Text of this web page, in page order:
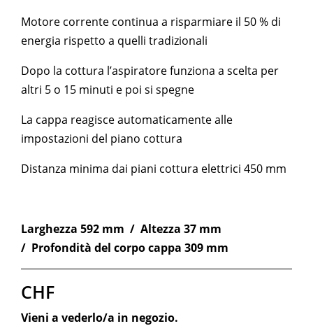
Motore corrente continua a risparmiare il 50 % di
energia rispetto a quelli tradizionali
Dopo la cottura l’aspiratore funziona a scelta per
altri 5 o 15 minuti e poi si spegne
La cappa reagisce automaticamente alle
impostazioni del piano cottura
Distanza minima dai piani cottura elettrici 450 mm
Larghezza 592 mm / Altezza 37 mm
/ Profondità del corpo cappa 309 mm
CHF
Vieni a vederlo/a in negozio.